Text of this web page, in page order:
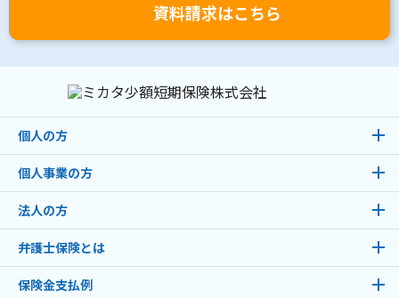
資料請求はこちら
個人の方
個人事業の方
法人の方
弁護士保険とは
保険金支払例